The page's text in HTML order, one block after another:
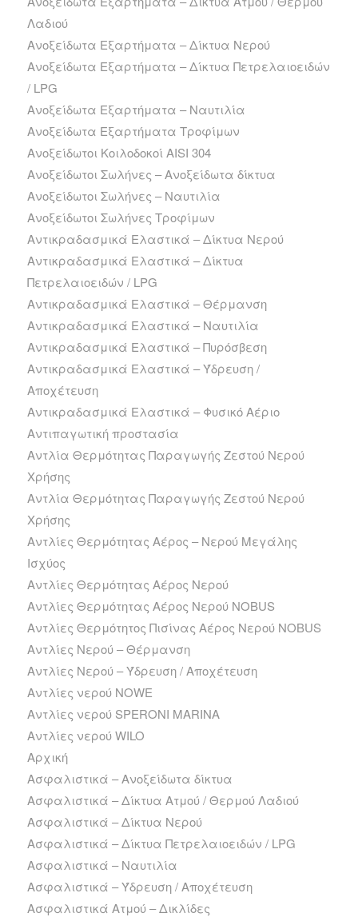
Λαδιού
Ανοξείδωτα Εξαρτήματα – Δίκτυα Νερού
Ανοξείδωτα Εξαρτήματα – Δίκτυα Πετρελαιοειδών
/ LPG
Ανοξείδωτα Εξαρτήματα – Ναυτιλία
Ανοξείδωτα Εξαρτήματα Τροφίμων
Ανοξείδωτοι Κοιλοδοκοί AISI 304
Ανοξείδωτοι Σωλήνες – Ανοξείδωτα δίκτυα
Ανοξείδωτοι Σωλήνες – Ναυτιλία
Ανοξείδωτοι Σωλήνες Τροφίμων
Αντικραδασμικά Ελαστικά – Δίκτυα Νερού
Αντικραδασμικά Ελαστικά – Δίκτυα
Πετρελαιοειδών / LPG
Αντικραδασμικά Ελαστικά – Θέρμανση
Αντικραδασμικά Ελαστικά – Ναυτιλία
Αντικραδασμικά Ελαστικά – Πυρόσβεση
Αντικραδασμικά Ελαστικά – Ύδρευση /
Αποχέτευση
Αντικραδασμικά Ελαστικά – Φυσικό Αέριο
Αντιπαγωτική προστασία
Αντλία Θερμότητας Παραγωγής Ζεστού Νερού
Χρήσης
Αντλία Θερμότητας Παραγωγής Ζεστού Νερού
Χρήσης
Αντλίες Θερμότητας Αέρος – Νερού Μεγάλης
Ισχύος
Αντλίες Θερμότητας Αέρος Νερού
Αντλίες Θερμότητας Αέρος Νερού NOBUS
Αντλίες Θερμότητος Πισίνας Αέρος Νερού NOBUS
Αντλίες Νερού – Θέρμανση
Αντλίες Νερού – Ύδρευση / Αποχέτευση
Αντλίες νερού NOWE
Αντλίες νερού SPERONI MARINA
Αντλίες νερού WILO
Αρχική
Ασφαλιστικά – Ανοξείδωτα δίκτυα
Ασφαλιστικά – Δίκτυα Ατμού / Θερμού Λαδιού
Ασφαλιστικά – Δίκτυα Νερού
Ασφαλιστικά – Δίκτυα Πετρελαιοειδών / LPG
Ασφαλιστικά – Ναυτιλία
Ασφαλιστικά – Ύδρευση / Αποχέτευση
Ασφαλιστικά Ατμού – Δικλίδες